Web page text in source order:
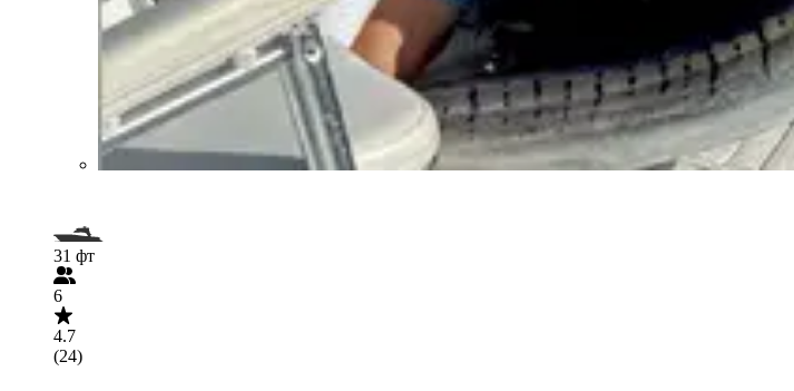
31 фт
6
4.7
(24)